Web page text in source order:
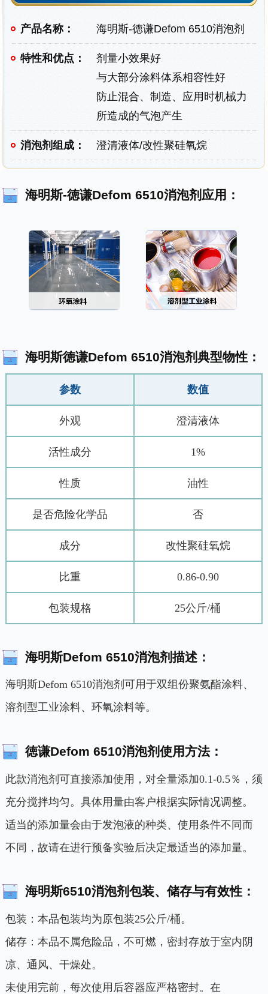
产品名称： 海明斯-徳谦Defom 6510消泡剂
特性和优点：
剂量小效果好
与大部分涂料体系相容性好
防止混合、制造、应用时机械力
所造成的气泡产生
消泡剂组成： 澄清液体/改性聚硅氧烷
海明斯-徳谦Defom 6510消泡剂应用：
海明斯徳谦Defom 6510消泡剂典型物性：
参数
外观
活性成分
性质
是否危险化学品
成分
比重
包装规格
数值
澄清液体
1%
油性
否
改性聚硅氧烷
0.86-0.90
25公斤/桶
海明斯Defom 6510消泡剂描述：
海明斯Defom 6510消泡剂可用于双组份聚氨酯涂料、
溶剂型工业涂料、环氧涂料等。
徳谦Defom 6510消泡剂使用方法：
此款消泡剂可直接添加使用，对全量添加0.1-0.5％，须
充分搅拌均匀。具体用量由客户根据实际情况调整。
适当的添加量会由于发泡液的种类、使用条件不同而
不同，故请在进行预备实验后决定最适当的添加量。
海明斯6510消泡剂包装、储存与有效性：
包装：本品包装均为原包装25公斤/桶。
储存：本品不属危险品，不可燃，密封存放于室内阴
凉、通风、干燥处。
未使用完前，每次使用后容器应严格密封。在